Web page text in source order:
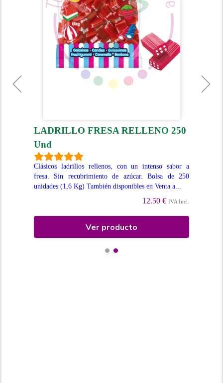
LADRILLO FRESA RELLENO 250
Und
Clásicos ladrillos rellenos, con un intenso sabor a
fresa. Sin recubrimiento de azúcar. Bolsa de 250
unidades (1,6 Kg) También disponibles en Venta a...
12.50 € IVA Incl.
Ver producto